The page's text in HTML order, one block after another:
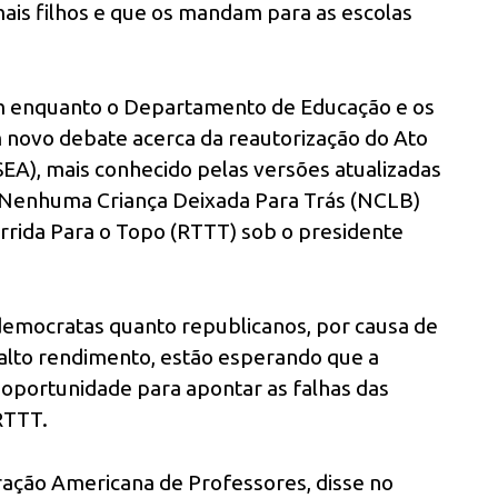
filhos e que os mandam para as escolas
o Departamento de Educação e os
debate acerca da reautorização do Ato
mais conhecido pelas versões atualizadas
Criança Deixada Para Trás (NCLB)
Para o Topo (RTTT) sob o presidente
quanto republicanos, por causa de
rendimento, estão esperando que a
para apontar as falhas das
Americana de Professores, disse no